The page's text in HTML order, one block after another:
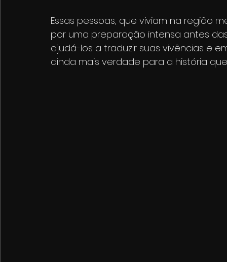
Essas pessoas, que viviam na região
por uma preparação intensa antes
ajudá-los a traduzir suas vivências e
ainda mais verdade para a história